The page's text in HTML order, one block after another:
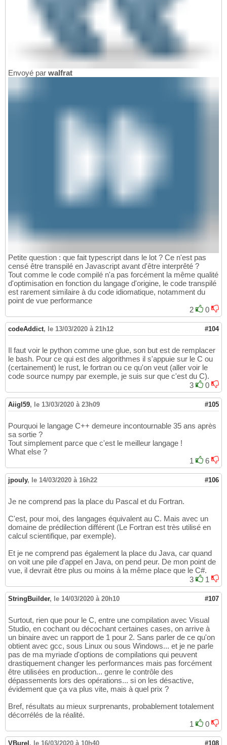
Envoyé par walfrat
Petite question : que fait typescript dans le lot ? Ce n'est pas
censé être transpilé en Javascript avant d'être interprêté ?
Tout comme le code compilé n'a pas forcément la même qualité
d'optimisation en fonction du langage d'origine, le code transpilé
est rarement similaire à du code idiomatique, notamment du
point de vue performance
2
0
codeAddict, le 13/03/2020 à 21h12 #104
Il faut voir le python comme une glue, son but est de remplacer
le bash. Pour ce qui est des algorithmes il s'appuie sur le C ou
(certainement) le rust, le fortran ou ce qu'on veut (aller voir le
code source numpy par exemple, je suis sur que c'est du C).
3
0
Aiigl59, le 13/03/2020 à 23h09 #105
Pourquoi le langage C++ demeure incontournable 35 ans après
sa sortie ?
Tout simplement parce que c'est le meilleur langage !
What else ?
1
6
jpouly, le 14/03/2020 à 16h22 #106
Je ne comprend pas la place du Pascal et du Fortran.
C'est, pour moi, des langages équivalent au C. Mais avec un
domaine de prédilection différent (Le Fortran est très utilisé en
calcul scientifique, par exemple).
Et je ne comprend pas également la place du Java, car quand
on voit une pile d'appel en Java, on pend peur. De mon point de
vue, il devrait être plus ou moins à la même place que le C#.
3
1
StringBuilder, le 14/03/2020 à 20h10 #107
Surtout, rien que pour le C, entre une compilation avec Visual
Studio, en cochant ou décochant certaines cases, on arrive à
un binaire avec un rapport de 1 pour 2. Sans parler de ce qu'on
obtient avec gcc, sous Linux ou sous Windows... et je ne parle
pas de ma myriade d'options de compilations qui peuvent
drastiquement changer les performances mais pas forcément
être utilisées en production... genre le contrôle des
dépassements lors des opérations... si on les désactive,
évidement que ça va plus vite, mais à quel prix ?
Bref, résultats au mieux surprenants, probablement totalement
décorrélés de la réalité.
1
0
VBurel , le 16/03/2020 à 10h40 #108